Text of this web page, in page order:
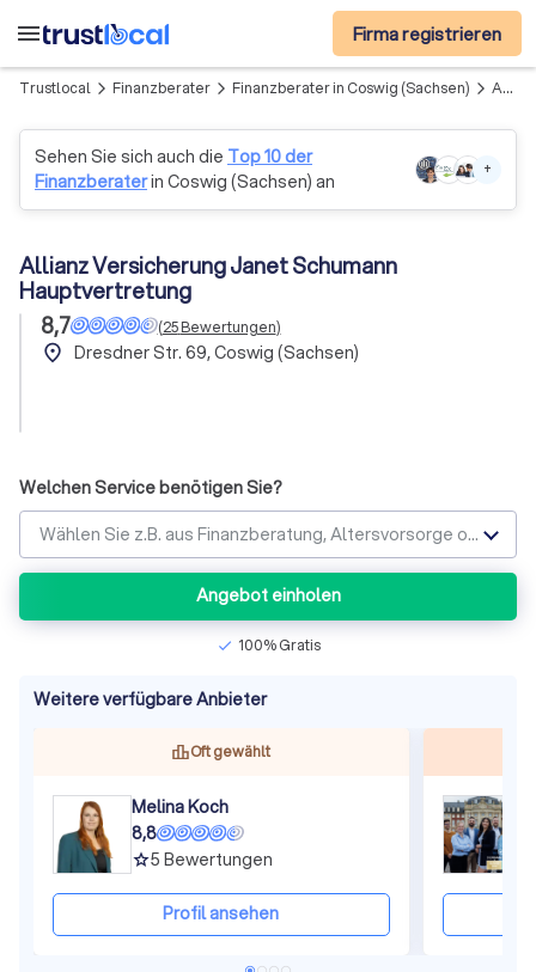
menu Firma registrieren
Trustlocal arrow_forward_ios Finanzberater arrow_forward_ios Finanzberater in Coswig (Sachsen) arrow_forward_ios Allianz Versicherung Janet Schumann Hauptvertretung
Sehen Sie sich auch die Top 10 der
Finanzberaterin Coswig (Sachsen) an
+
Allianz Versicherung Janet Schumann
Hauptvertretung
8,7
(25Bewertungen)
place Dresdner Str. 69, Coswig (Sachsen)
Welchen Service benötigen Sie?
Wählen Sie z.B. aus Finanzberatung, Altersvorsorge oder Baufinanzierung
Angebot einholen
check 100% Gratis
Weitere verfügbare Anbieter
Oft gewählt
Melina Koch
8,8
grade5 Bewertungen
Profil ansehen